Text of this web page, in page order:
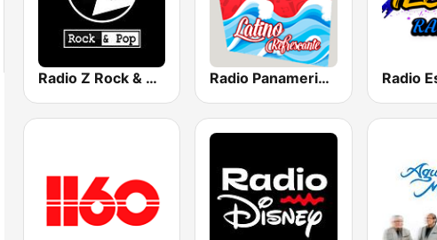
Radio Z Rock & Pop Radio Panamericana - Latino Refrescante